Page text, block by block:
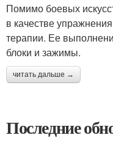
Помимо боевых
в качестве
терапии. Ее
блоки и зажимы.
читать дальше →
Последние